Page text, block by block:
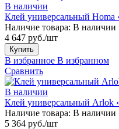
В наличии
Клей универсальный Homa
Наличие товара: В наличии
4 647 руб./шт
Купить
В избранное В избранном
Сравнить
В наличии
Клей универсальный Arlok
Наличие товара: В наличии
5 364 руб./шт